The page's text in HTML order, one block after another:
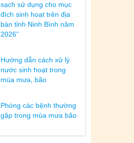
sạch sử dụng cho mục
đích sinh hoạt trên địa
bàn tỉnh Ninh Bình năm
2026”
Hướng dẫn cách xử lý
nước sinh hoạt trong
mùa mưa, bão
Phòng các bệnh thường
gặp trong mùa mưa bão